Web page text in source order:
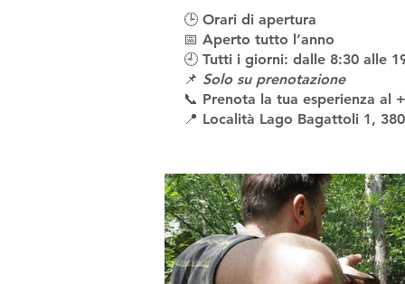
🕒 Orari di apertura
📅 Aperto tutto l’anno
🕘 Tutti i giorni: dalle 8:30 alle
📌 Solo su prenotazione
📞 Prenota la tua esperienza al
📍 Località Lago Bagattoli 1,